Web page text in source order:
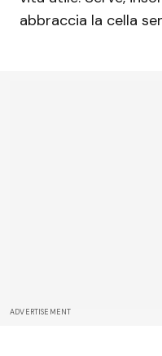
abbraccia la cella
ADVERTISEMENT